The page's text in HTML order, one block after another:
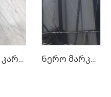
Ბიანკო კარარა თეთრი ნატურალური ქვის მარმარილო მსუბუქი ნაცრისფერი შეფერილობით Ნერო მარკინის შავი ბუნებრივი ქვის მარმარილო თეთრი ნაკრების შეფერილობის ტექსტურით